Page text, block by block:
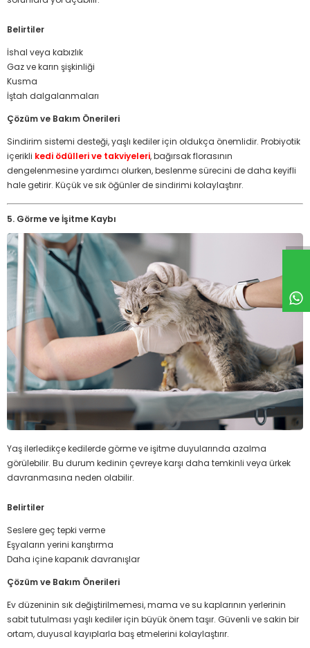
Belirtiler
İshal veya kabızlık
Gaz ve karın şişkinliği
Kusma
İştah dalgalanmaları
Çözüm ve Bakım Önerileri
Sindirim sistemi desteği, yaşlı kediler için oldukça önemlidir. Probiyotik
içerikli kedi ödülleri ve takviyeleri, bağırsak florasının
dengelenmesine yardımcı olurken, beslenme sürecini de daha keyifli
hale getirir. Küçük ve sık öğünler de sindirimi kolaylaştırır.
5. Görme ve İşitme Kaybı
Yaş ilerledikçe kedilerde görme ve işitme duyularında azalma
görülebilir. Bu durum kedinin çevreye karşı daha temkinli veya ürkek
davranmasına neden olabilir.
Belirtiler
Seslere geç tepki verme
Eşyaların yerini karıştırma
Daha içine kapanık davranışlar
Çözüm ve Bakım Önerileri
Ev düzeninin sık değiştirilmemesi, mama ve su kaplarının yerlerinin
sabit tutulması yaşlı kediler için büyük önem taşır. Güvenli ve sakin bir
ortam, duyusal kayıplarla baş etmelerini kolaylaştırır.